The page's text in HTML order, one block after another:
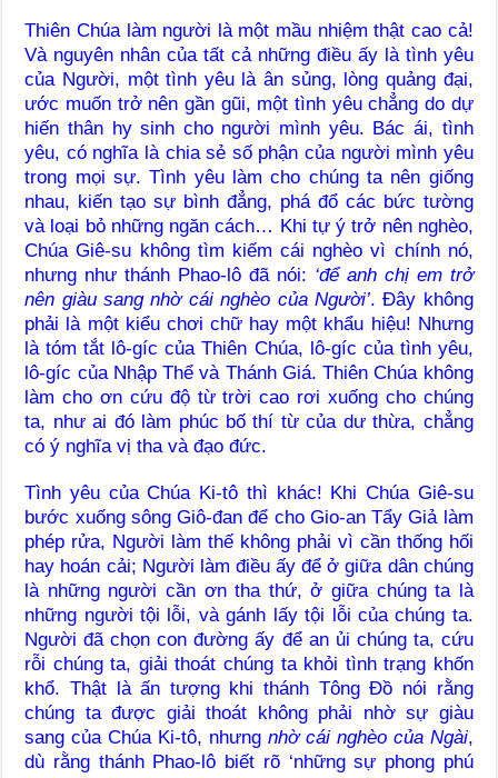
Thiên Chúa làm người là một mầu nhiệm thật cao cả!
Và nguyên nhân của tất cả những điều ấy là tình yêu
của Người, một tình yêu là ân sủng, lòng quảng đại,
ước muốn trở nên gần gũi, một tình yêu chẳng do dự
hiến thân hy sinh cho người mình yêu. Bác ái, tình
yêu, có nghĩa là chia sẻ số phận của người mình yêu
trong mọi sự. Tình yêu làm cho chúng ta nên giống
nhau, kiến tạo sự bình đẳng, phá đổ các bức tường
và loại bỏ những ngăn cách… Khi tự ý trở nên nghèo,
Chúa Giê-su không tìm kiếm cái nghèo vì chính nó,
nhưng như thánh Phao-lô đã nói: ‘để anh chị em trở
nên giàu sang nhờ cái nghèo của Người’. Đây không
phải là một kiểu chơi chữ hay một khẩu hiệu! Nhưng
là tóm tắt lô-gíc của Thiên Chúa, lô-gíc của tình yêu,
lô-gíc của Nhập Thể và Thánh Giá. Thiên Chúa không
làm cho ơn cứu độ từ trời cao rơi xuống cho chúng
ta, như ai đó làm phúc bố thí từ của dư thừa, chẳng
có ý nghĩa vị tha và đạo đức.
Tình yêu của Chúa Ki-tô thì khác! Khi Chúa Giê-su
bước xuống sông Giô-đan để cho Gio-an Tẩy Giả làm
phép rửa, Người làm thế không phải vì cần thống hối
hay hoán cải; Người làm điều ấy để ở giữa dân chúng
là những người cần ơn tha thứ, ở giữa chúng ta là
những người tội lỗi, và gánh lấy tội lỗi của chúng ta.
Người đã chọn con đường ấy để an ủi chúng ta, cứu
rỗi chúng ta, giải thoát chúng ta khỏi tình trạng khốn
khổ. Thật là ấn tượng khi thánh Tông Đồ nói rằng
chúng ta được giải thoát không phải nhờ sự giàu
sang của Chúa Ki-tô, nhưng nhờ cái nghèo của Ngài,
dù rằng thánh Phao-lô biết rõ ‘những sự phong phú